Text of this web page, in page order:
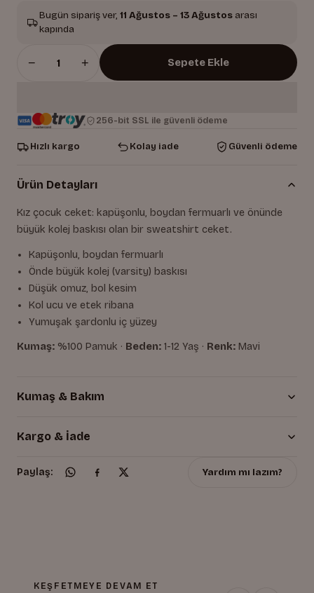
Bugün sipariş ver, 11 Ağustos – 13 Ağustos arası
kapında
− + Sepete Ekle
256-bit SSL ile güvenli ödeme
Hızlı kargo Kolay iade Güvenli ödeme
Ürün Detayları
Kız çocuk ceket: kapüşonlu, boydan fermuarlı ve önünde
büyük kolej baskısı olan bir sweatshirt ceket.
Kapüşonlu, boydan fermuarlı
Önde büyük kolej (varsity) baskısı
Düşük omuz, bol kesim
Kol ucu ve etek ribana
Yumuşak şardonlu iç yüzey
Kumaş: %100 Pamuk · Beden: 1-12 Yaş · Renk: Mavi
Kumaş & Bakım
Kargo & İade
Paylaş: Yardım mı lazım?
KEŞFETMEYE DEVAM ET